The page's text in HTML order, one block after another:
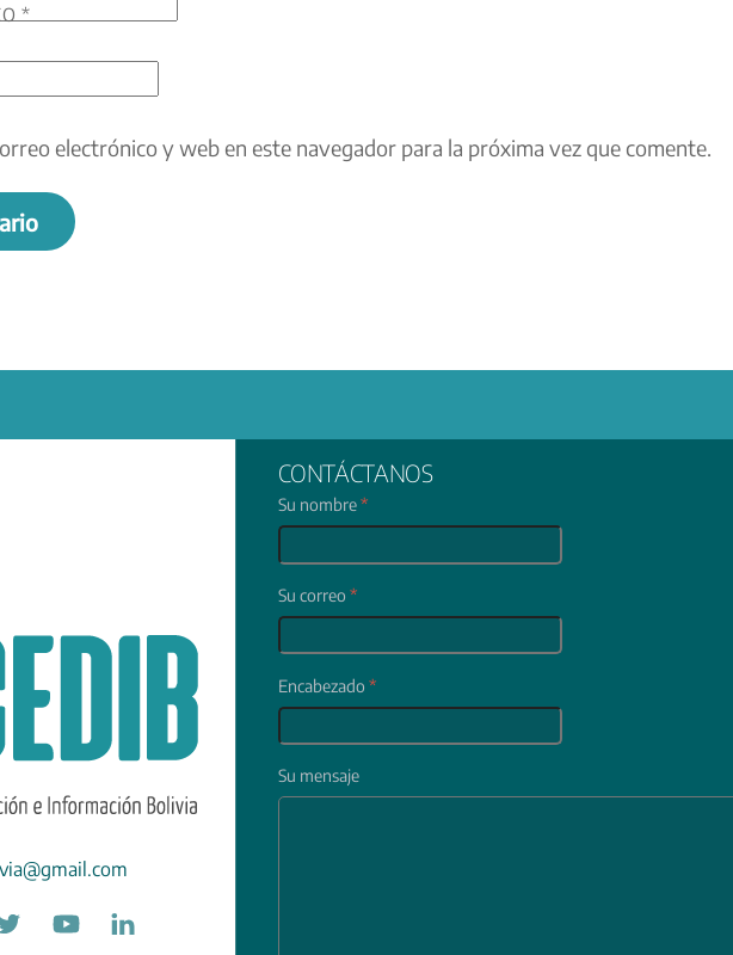
*
electrónico y web en este navegador para la próxima vez que comente.
CONTÁCTANOS
Su nombre*
Su correo *
Encabezado *
Su mensaje